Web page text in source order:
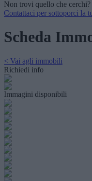
Non trovi quello che cerchi?
Contattaci per sottoporci la
Scheda
< Vai agli immobili
Richiedi info
Immagini disponibili